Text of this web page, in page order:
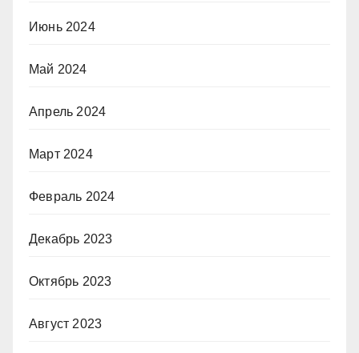
Июнь 2024
Май 2024
Апрель 2024
Март 2024
Февраль 2024
Декабрь 2023
Октябрь 2023
Август 2023